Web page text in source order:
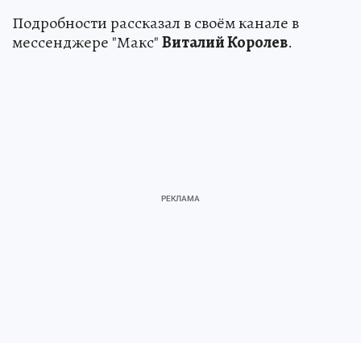
Подробности рассказал в своём канале в
мессенджере "Макс"Виталий Королев.